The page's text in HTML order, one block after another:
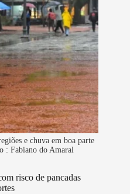
e chuva em boa parte
: Fabiano do Amaral
risco de pancadas